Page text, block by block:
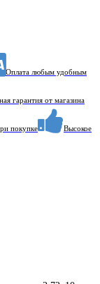
Оплата любым удобным
гарантия от магазина
покупке Высокое